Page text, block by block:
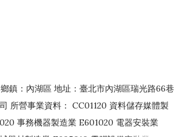
鎮：內湖區 地址：臺北市內湖區瑞光路66巷
所營事業資料： CC01120 資料儲存媒體製
事務機器製造業 E601020 電器安裝業